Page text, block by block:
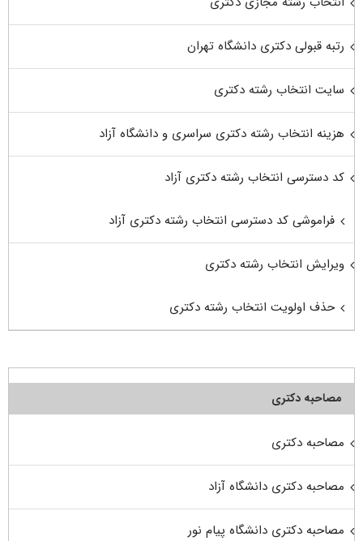
رتبه قبولی دکتری دانشگاه تهران
سایت انتخاب رشته دکتری
هزینه انتخاب رشته دکتری سراسری و دانشگاه آزاد
کد دسترسی انتخاب رشته دکتری آزاد
فراموشی کد دسترسی انتخاب رشته دکتری آزاد
ویرایش انتخاب رشته دکتری
حذف اولویت انتخاب رشته دکتری
مصاحبه دکتری
مصاحبه دکتری
مصاحبه دکتری دانشگاه آزاد
مصاحبه دکتری دانشگاه پیام نور